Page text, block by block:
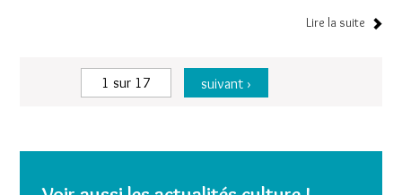
Lire la suite
1 sur 17 suivant ›